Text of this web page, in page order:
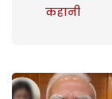
कहानी